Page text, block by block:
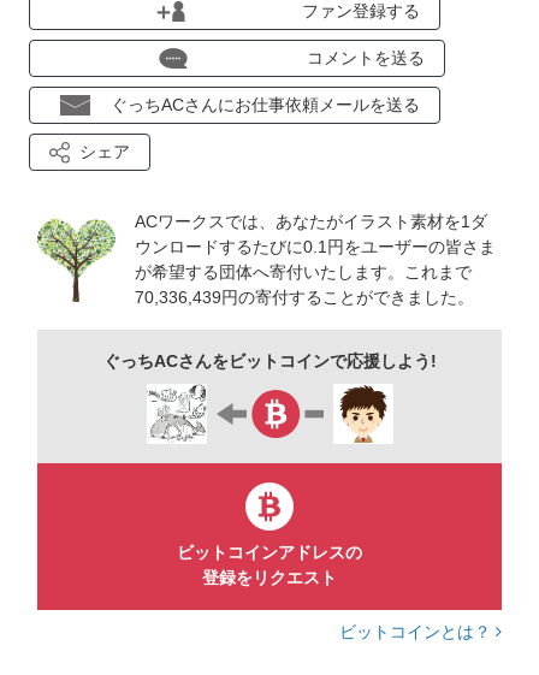
また、イラストAC活動の記録を、コメント欄に時折書いていま
すので、良ければ読まれて頂ければ嬉しいです。
制作環境
手描き：つけペン（黒）・コピック（色・ペン）
タブレット:富士通 ARROWS tab Q508/SE
パソコン：iMac・ペンタブ・アルパカ
ファン登録する
コメントを送る
ぐっちACさんにお仕事依頼メールを送る
シェア
ACワークスでは、あなたがイラスト素材を1ダ
ウンロードするたびに0.1円をユーザーの皆さま
が希望する団体へ寄付いたします。これまで
70,336,439円の寄付することができました。
ぐっちACさんをビットコインで応援しよう!
ビットコインアドレスの
登録をリクエスト
ビットコインとは？